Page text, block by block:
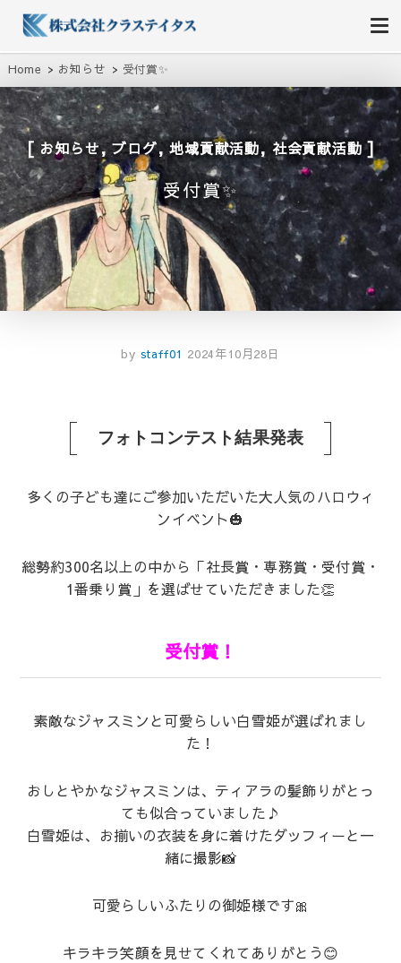
株式会社クラステイタス
地域のコミュニティーを大切にする企業
Home お知らせ 受付賞✨
お知らせ,ブログ,地域貢献活動,社会貢献活動
受付賞✨
by staff01 2024年10月28日
フォトコンテスト結果発表
多くの子ども達にご参加いただいた大人気のハロウィ
ンイベント🎃
総勢約300名以上の中から「社長賞・専務賞・受付賞・
1番乗り賞」を選ばせていただきました👏
受付賞！
素敵なジャスミンと可愛らしい白雪姫が選ばれまし
た！
おしとやかなジャスミンは、ティアラの髪飾りがとっ
ても似合っていました♪
白雪姫は、お揃いの衣装を身に着けたダッフィーと一
緒に撮影📸
可愛らしいふたりの御姫様です🎀
キラキラ笑顔を見せてくれてありがとう😊